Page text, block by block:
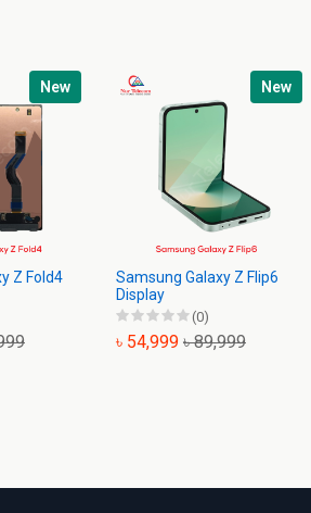
New
Z Fold4
New
Samsung Galaxy Z Flip6
Display
(0)
৳ 54,999 ৳ 89,999